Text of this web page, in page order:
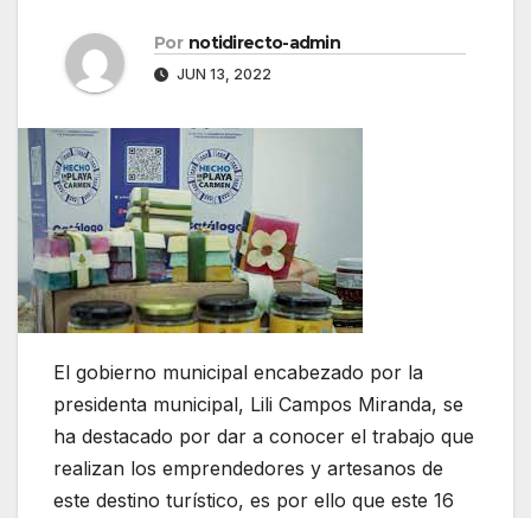
Por notidirecto-admin
JUN 13, 2022
El gobierno municipal encabezado por la
presidenta municipal, Lili Campos Miranda, se
ha destacado por dar a conocer el trabajo que
realizan los emprendedores y artesanos de
este destino turístico, es por ello que este 16